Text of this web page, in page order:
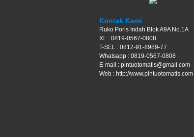
Kontak Kami
Ruko Poris Indah Blok A9A No.1A
XL : 0819-0567-0808
T-SEL : 0812-91-8989-77
Whatsapp : 0819-0567-0808
E-mail : pintuotomatis@gmail.com
Web : http://www.pintuotomatis.com